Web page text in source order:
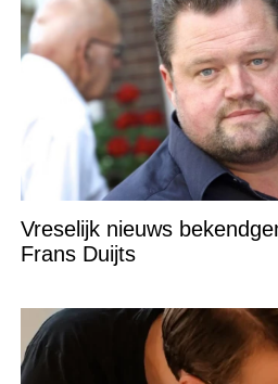
Vreselijk nieuws
Frans Duijts